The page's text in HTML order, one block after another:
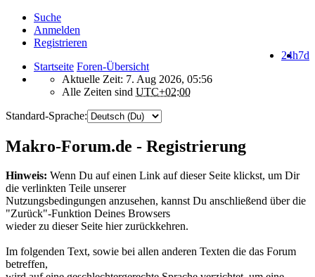
Suche
Anmelden
Registrieren
7d
24h
Startseite Foren-Übersicht
Aktuelle Zeit: 7. Aug 2026, 05:56
Alle Zeiten sind UTC+02:00
Standard-Sprache:
Makro-Forum.de - Registrierung
Hinweis: Wenn Du auf einen Link auf dieser Seite klickst, um Dir
die verlinkten Teile unserer
Nutzungsbedingungen anzusehen, kannst Du anschließend über die
"Zurück"-Funktion Deines Browsers
wieder zu dieser Seite hier zurückkehren.
Im folgenden Text, sowie bei allen anderen Texten die das Forum
betreffen,